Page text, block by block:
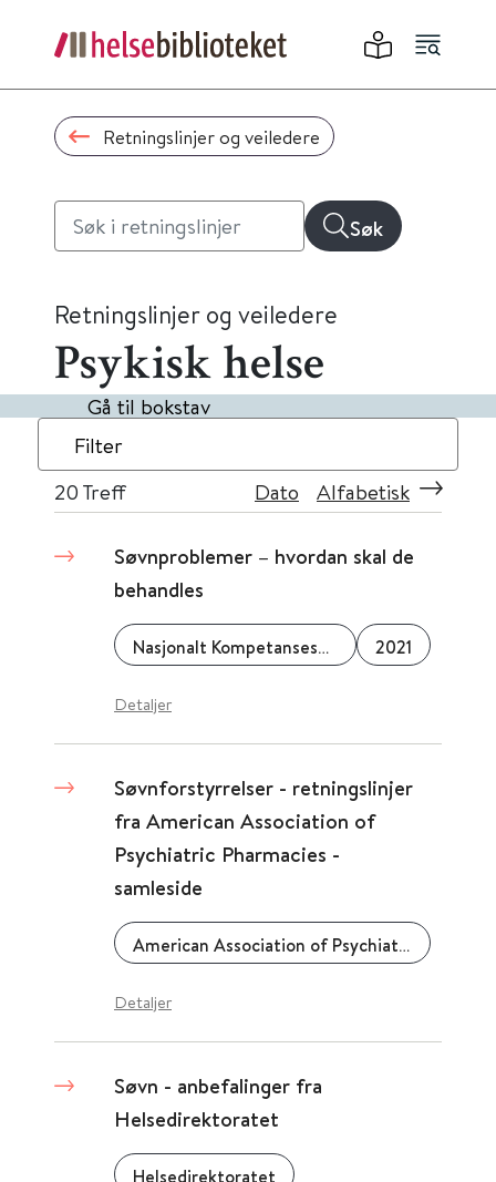
Retningslinjer og veiledere
Søk
Retningslinjer og veiledere
Psykisk helse
Gå til bokstav
Filter
20 Treff Dato Alfabetisk
Søvnproblemer – hvordan skal de
behandles
Nasjonalt Kompetansesenter for Søvnsykdommer (SOVno) 2021
Detaljer
Søvnforstyrrelser - retningslinjer
fra American Association of
Psychiatric Pharmacies -
samleside
American Association of Psychiatric Pharmacies
Detaljer
Søvn - anbefalinger fra
Helsedirektoratet
Helsedirektoratet